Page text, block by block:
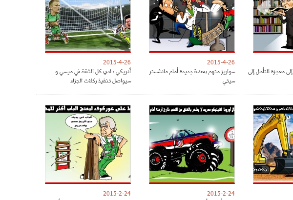
معجزة للتأهل إلى
2015-4-26
سواريز متهم بعضة جديدة أمام مانشستر
سيتي
2015-4-26
أنريكي : لدي كل الثقة في ميسي و
سيواصل تنفيذ ركلات الجزاء
2015-2-24
2015-2-24